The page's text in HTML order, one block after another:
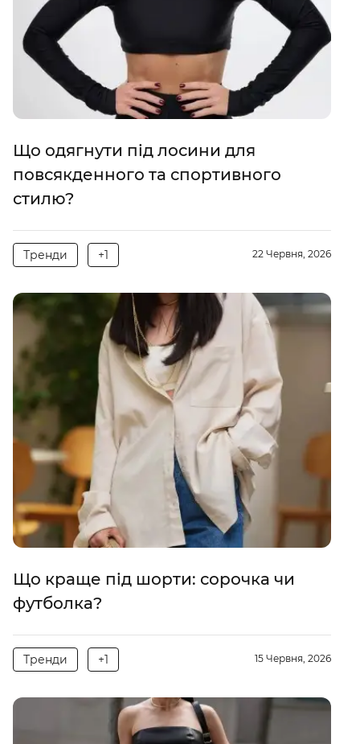
Що одягнути під лосини для
повсякденного та спортивного
стилю?
Тренди +1 22 Червня, 2026
Що краще під шорти: сорочка чи
футболка?
Тренди +1 15 Червня, 2026